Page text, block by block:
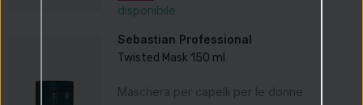
disponibile
Sebastian Professional
Twisted Mask 150 ml
Maschera per capelli per le donne